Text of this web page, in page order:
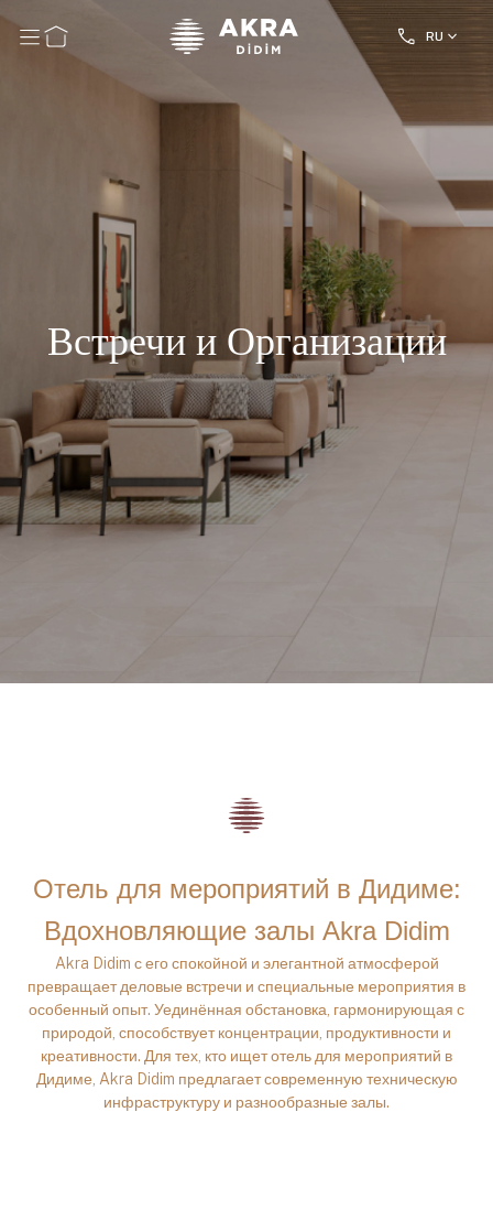
RU
Встречи и Организации
Отель для мероприятий в Дидиме:
Вдохновляющие залы Akra Didim
Akra Didim с его спокойной и элегантной атмосферой
превращает деловые встречи и специальные мероприятия в
особенный опыт. Уединённая обстановка, гармонирующая с
природой, способствует концентрации, продуктивности и
креативности. Для тех, кто ищет отель для мероприятий в
Дидиме, Akra Didim предлагает современную техническую
инфраструктуру и разнообразные залы.